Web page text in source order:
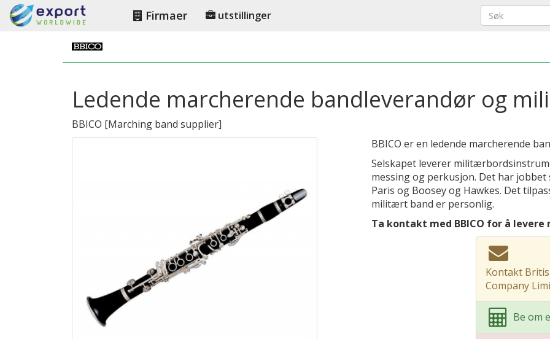
Firmaer utstillinger
Ledende marcherende bandleverandør og
BBICO [Marching band supplier]
BBICO er en ledende marcherende
Selskapet leverer
messing og perkusjon. Det har jobbet
Paris og Boosey og Hawkes. Det
militært band er personlig.
Ta kontakt med BBICO for å
Kontakt
Company
Be om